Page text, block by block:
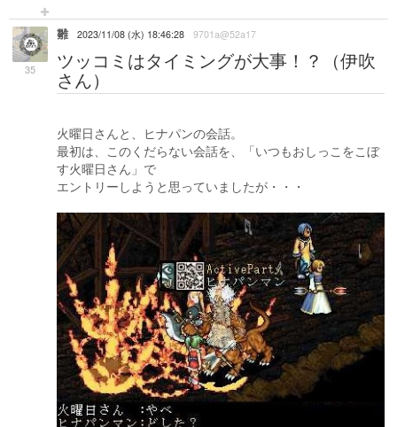
35
雛 2023/11/08 (水) 18:46:28 9701a@52a17
ツッコミはタイミングが大事！？（伊吹
さん）
火曜日さんと、ヒナパンの会話。
最初は、このくだらない会話を、「いつもおしっこをこぼ
す火曜日さん」で
エントリーしようと思っていましたが・・・